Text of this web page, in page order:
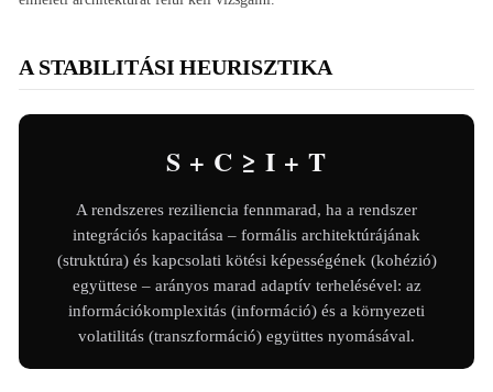
A STABILITÁSI HEURISZTIKA
S + C ≥ I + T
A rendszeres reziliencia fennmarad, ha a rendszer
integrációs kapacitása – formális architektúrájának
(struktúra) és kapcsolati kötési képességének (kohézió)
együttese – arányos marad adaptív terhelésével: az
információkomplexitás (információ) és a környezeti
volatilitás (transzformáció) együttes nyomásával.